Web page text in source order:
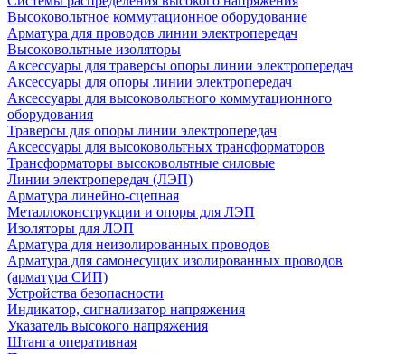
Высоковольтное коммутационное оборудование
Арматура для проводов линии электропередач
Высоковольтные изоляторы
Аксессуары для траверсы опоры линии электропередач
Аксессуары для опоры линии электропередач
Аксессуары для высоковольтного коммутационного
оборудования
Траверсы для опоры линии электропередач
Аксессуары для высоковольтных трансформаторов
Трансформаторы высоковольтные силовые
Линии электропередач (ЛЭП)
Арматура линейно-сцепная
Металлоконструкции и опоры для ЛЭП
Изоляторы для ЛЭП
Арматура для неизолированных проводов
Арматура для самонесущих изолированных проводов
(арматура СИП)
Устройства безопасности
Индикатор, сигнализатор напряжения
Указатель высокого напряжения
Штанга оперативная